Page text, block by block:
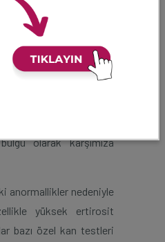
sık rastlanır.
orta yaşlı grupta da
halsizlik, iştahsızlık,
sık infeksiyon
kırıklar ve böbrek
olarak karşımıza
anormallikler nedeniyle
yüksek ertirosit
bazı özel kan testleri